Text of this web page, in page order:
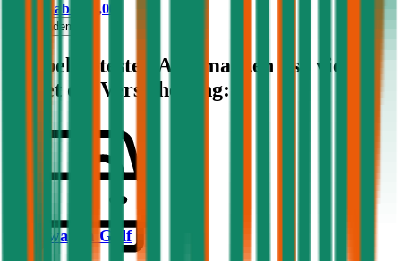
Prämie ab
€ 65,00
Mehr laden
Die beliebtesten Automarken - so viel
kostet die Versicherung:
Volkswagen Golf